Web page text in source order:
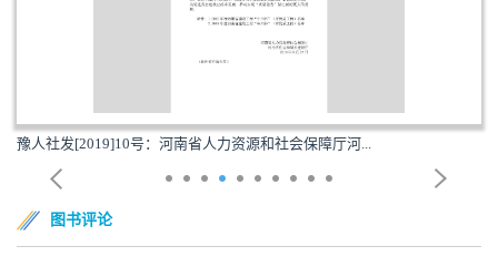
豫人社发[2019]10号：河南省人力资源和社会保障厅河...
图书评论